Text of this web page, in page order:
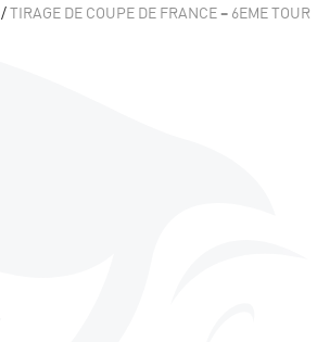
/TIRAGE DE COUPE DE FRANCE – 6EME TOUR